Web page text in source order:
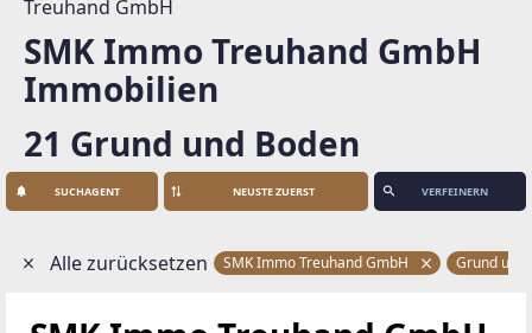
Treuhand GmbH
SMK Immo Treuhand GmbH
Immobilien
21 Grund und Boden
SUCHAGENT VERFEINERN
Alle zurücksetzen SMK Immo Treuhand GmbH Grund und